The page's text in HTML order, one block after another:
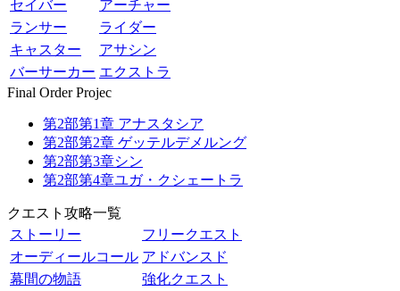
セイバー
アーチャー
ランサー
ライダー
キャスター
アサシン
バーサーカー エクストラ
Final Order Projec
第2部第1章 アナスタシア
第2部第2章 ゲッテルデメルング
第2部第3章シン
第2部第4章ユガ・クシェートラ
クエスト攻略一覧
ストーリー
フリークエスト
オーディールコール アドバンスド
幕間の物語
強化クエスト